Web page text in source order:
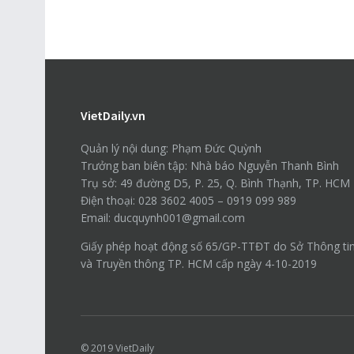
VietDaily.vn
Quản lý nội dung: Phạm Đức Quỳnh
Trưởng ban biên tập: Nhà báo Nguyễn Thanh Bình
Trụ sở: 49 đường D5, P. 25, Q. Bình Thạnh, TP. HCM
Điện thoại: 028 3602 4005 – 0919 099 989
Email: ducquynh001@gmail.com
Giấy phép hoạt động số 65/GP-TTĐT do Sở Thông
và Truyền thông TP. HCM cấp ngày 4-10-2019
© 2019VietDaily